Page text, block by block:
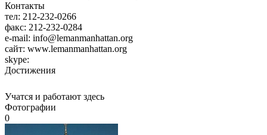
Контакты
тел: 212-232-0266
факс: 212-232-0284
e-mail: info@lemanmanhattan.org
сайт: www.lemanmanhattan.org
skype:
Достижения
Учатся и работают здесь
Фотографии
0